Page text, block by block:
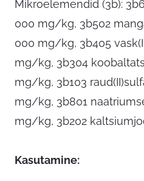
Mikroelemendid (3b):
000 mg/kg, 3b502
000 mg/kg, 3b405
mg/kg, 3b304
mg/kg, 3b103
mg/kg, 3b801
mg/kg, 3b202
Kasutamine: